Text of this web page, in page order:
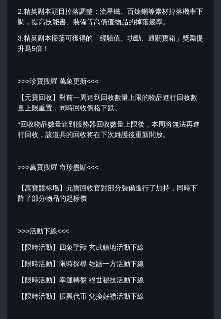
2.精英副本頭目掉落調整：流星鐵、百煉鋼等素材掉落機率下
調，提高技能書、裝備等高價值物品的掉落幾率。
3.精英副本掃蕩可獲得的「經驗值、功勳、通關寶箱」獎勵提
升爲5倍！
>>>珍寶搜羅 萬象更新<<<
【元寶回收】對前一周達到回收數量上限的物品進行回收數
量上限重置，同時回收價格下跌。
*回收物品數量達到服務器回收數量上限後，本周将無法再進
行回收，該道具的回收将在下次維護後重新開放。
>>>萬寶搜羅 奇珍盡顯<<<
【萬寶競标場】元寶回收官對部分裝備進行了加持，同時下
降了部分物品的起标價
>>>活動下線<<<
【限時活動】四象聖獸 玄武鎮地活動下線
【限時活動】限時探尋 雄踞一方活動下線
【限時活動】幸運轉盤 絕世秘技活動下線
【限時活動】振興代币 兌換好禮活動下線